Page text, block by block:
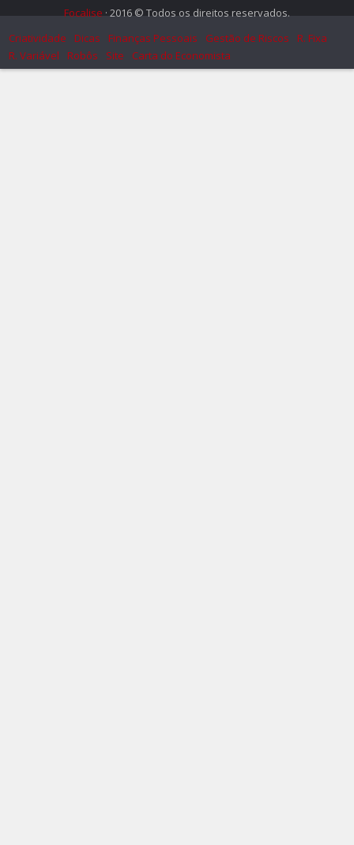
Focalise · 2016 © Todos os direitos reservados.
Criatividade
Dicas Finanças Pessoais Gestão de Riscos
R. Fixa
R. Variável
Robôs Site Carta do Economista